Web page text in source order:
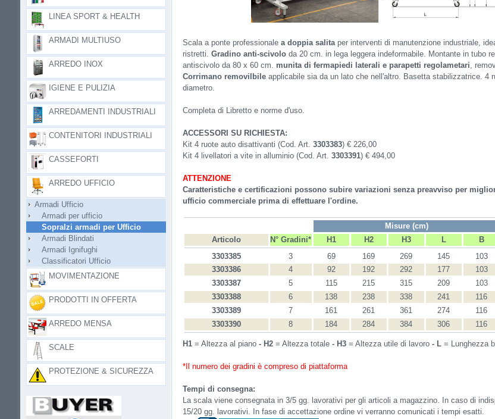
Scala a ponte professionale a doppia salita per interventi di manutenzione industriale,
ristretti. Gradino anti-scivoloda 20 cm. in lega leggera indeformabile. Montante in tubo
antiscivolo da 80 x 60 cm. munita di fermapiedi laterali e parapetti regolametari,
Corrimano removilbileapplicabile sia da un lato che nell'altro. Basetta stabilizzatrice. 4
diametro.
Completa di Libretto e norme d'uso.
ACCESSORI SU RICHIESTA:
Kit 4 ruote auto disattivanti (Cod. Art. 3303383) € 226,00
Kit 4 livellatori a vite in alluminio (Cod. Art. 3303391) € 494,00
ATTENZIONE
Caratteristiche e certificazioni possono subire variazioni senza preavviso per
ufficio commerciale prima di effettuare l'ordine.
Misure (cm)
Articolo
N° Gradini* H1 H2 H3 L B
3303385
3 69 169 269 145 103
3303386
4 92 192 292 177 103
3303387
5 115 215 315 209 103
3303388
6 138 238 338 241 116
3303389
7 161 261 361 274 116
3303390
8 184 284 384 306 116
H1 = Altezza al piano - H2= Altezza totale - H3= Altezza utile di lavoro -L = Lunghezza
*Il numero dei gradini è compreso di piattaforma
Tempi di consegna:
La scala viene consegnata in 3/5 gg. lavorativi per gli articoli a magazzino. In caso di
15/20 gg. lavorativi. In fase di accettazione ordine vi verranno comunicati i tempi esatti.
LINEA SPORT & HEALTH
ARMADI MULTIUSO
ARREDO INOX
IGIENE E PULIZIA
ARREDAMENTI INDUSTRIALI
CONTENITORI INDUSTRIALI
CASSEFORTI
ARREDO UFFICIO
Armadi Ufficio
Armadi per ufficio
Sopralzi armadi per Ufficio
Armadi Blindati
Armadi Ignifughi
Classificatori Ufficio
MOVIMENTAZIONE
PRODOTTI IN OFFERTA
ARREDO MENSA
SCALE
PROTEZIONE & SICUREZZA